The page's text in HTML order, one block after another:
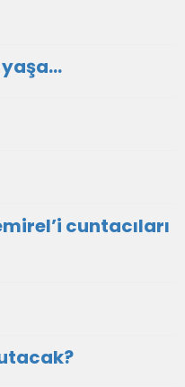
yaşa…
cuntacıları